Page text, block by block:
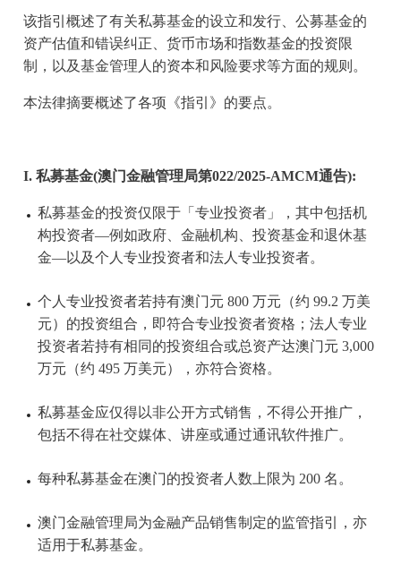
该指引概述了有关私募基金的设立和发行、公募基金的
资产估值和错误纠正、货币市场和指数基金的投资限
制，以及基金管理人的资本和风险要求等方面的规则。
本法律摘要概述了各项《指引》的要点。
I. 私募基金(澳门金融管理局第022/2025-AMCM通告):
私募基金的投资仅限于「专业投资者」，其中包括机
构投资者—例如政府、金融机构、投资基金和退休基
金—以及个人专业投资者和法人专业投资者。
个人专业投资者若持有澳门元 800 万元（约 99.2 万美
元）的投资组合，即符合专业投资者资格；法人专业
投资者若持有相同的投资组合或总资产达澳门元 3,000
万元（约 495 万美元），亦符合资格。
私募基金应仅得以非公开方式销售，不得公开推广，
包括不得在社交媒体、讲座或通过通讯软件推广。
每种私募基金在澳门的投资者人数上限为 200 名。
澳门金融管理局为金融产品销售制定的监管指引，亦
适用于私募基金。